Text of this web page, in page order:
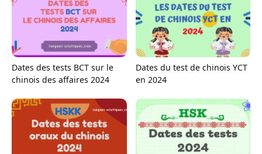
Dates des tests BCT sur le
chinois des affaires 2024
Dates du test de chinois YCT
en 2024